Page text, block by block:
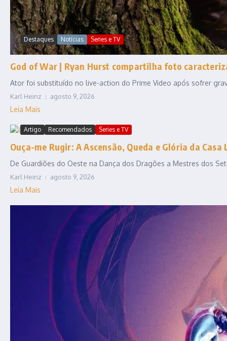
Destaques Notícias Series e TV
God of War | Ryan Hurst compartilha foto
Ator foi substituído no live-action do Prime Video após sofrer
Karl Heinz agosto 9, 2026
Leia Mais
Artigo Recomendados Series e TV
Ouça-me Rugir: A Ascensão, Queda e Glória da
De Guardiões do Oeste na Dança dos Dragões a Mestres dos
Karl Heinz agosto 9, 2026
Leia Mais